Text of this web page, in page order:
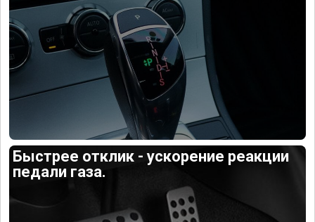
Быстрее отклик - ускорение реакции
педали газа.